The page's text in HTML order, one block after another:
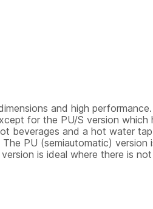
and high
for the PU/S version
beverages and a hot water
PU (semiautomatic)
is ideal where there is